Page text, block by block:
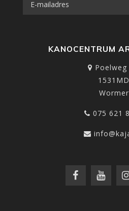
KANOCENTRUM
Poelweg
1531MD
Wormer
075 621